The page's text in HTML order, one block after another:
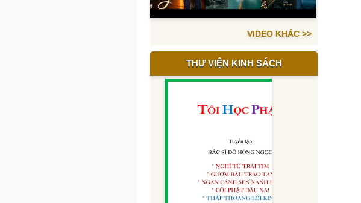
VIDEO KHÁC >>
THƯ VIỆN KINH SÁCH